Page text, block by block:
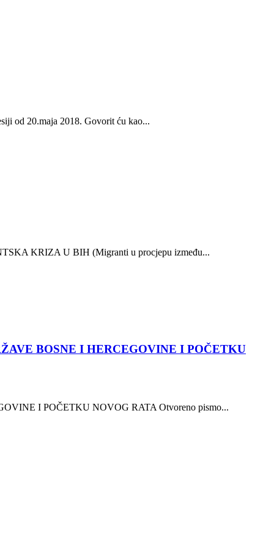
od 20.maja 2018. Govorit ću kao...
KRIZA U BIH (Migranti u procjepu između...
BOSNE I HERCEGOVINE I POČETKU
I POČETKU NOVOG RATA Otvoreno pismo...